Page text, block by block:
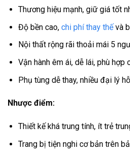
Thương hiệu mạnh, giữ giá tốt
Độ bền cao, chi phí thay thếvà
Nội thất rộng rãi thoải mái 5
Vận hành êm ái, dễ lái, phù
Phụ tùng dễ thay, nhiều đại lý
Nhược điểm:
Thiết kế khá trung tính, ít trẻ
Trang bị tiện nghi cơ bản trên